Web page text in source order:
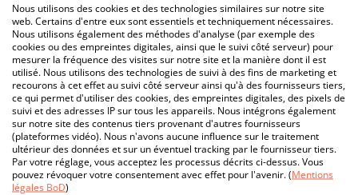
Nous utilisons des cookies et des technologies similaires sur notre site
web. Certains d'entre eux sont essentiels et techniquement nécessaires.
Nous utilisons également des méthodes d'analyse (par exemple des
cookies ou des empreintes digitales, ainsi que le suivi côté serveur) pour
mesurer la fréquence des visites sur notre site et la manière dont il est
utilisé. Nous utilisons des technologies de suivi à des fins de marketing et
recourons à cet effet au suivi côté serveur ainsi qu'à des fournisseurs tiers,
ce qui permet d'utiliser des cookies, des empreintes digitales, des pixels de
suivi et des adresses IP sur tous les appareils. Nous intégrons également
sur notre site des contenus tiers provenant d'autres fournisseurs
(plateformes vidéo). Nous n'avons aucune influence sur le traitement
ultérieur des données et sur un éventuel tracking par le fournisseur tiers.
Par votre réglage, vous acceptez les processus décrits ci-dessus. Vous
pouvez révoquer votre consentement avec effet pour l'avenir. (Mentions
légales BoD)